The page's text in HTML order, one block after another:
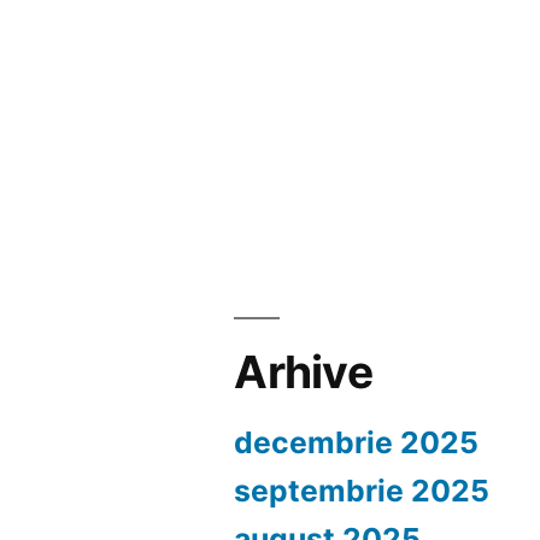
Arhive
decembrie 2025
septembrie 2025